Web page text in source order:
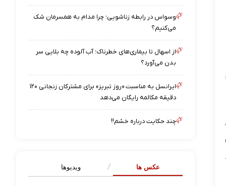
وسواس در رابطه زناشویی؛ چرا مدام به همسرمان شک
می‌کنیم؟
از اسهال تا بیماری‌های خطرناک؛ آب آلوده چه بلایی سر
بدن می‌آورد؟
ایرانسل به مناسبت «روز تبریز» برای مشترکان زنجانی ۱۲۰
دقیقه مکالمه رایگان می‌دهد
چند حکایت درباره خشم!!
عکس ها ویدیوها